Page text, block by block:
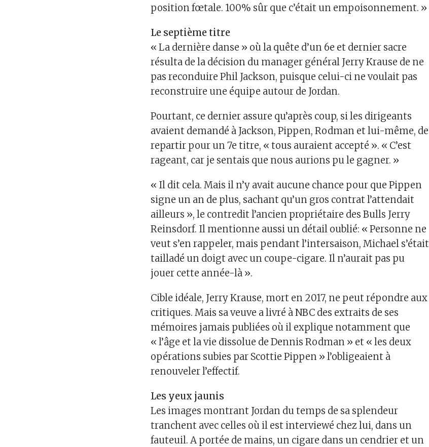
position fœtale. 100% sûr que c’était un empoisonnement. »
Le septième titre
« La dernière danse » où la quête d’un 6e et dernier sacre
résulta de la décision du manager général Jerry Krause de ne
pas reconduire Phil Jackson, puisque celui-ci ne voulait pas
reconstruire une équipe autour de Jordan.
Pourtant, ce dernier assure qu’après coup, si les dirigeants
avaient demandé à Jackson, Pippen, Rodman et lui-même, de
repartir pour un 7e titre, « tous auraient accepté ». « C’est
rageant, car je sentais que nous aurions pu le gagner. »
« Il dit cela. Mais il n’y avait aucune chance pour que Pippen
signe un an de plus, sachant qu’un gros contrat l’attendait
ailleurs », le contredit l’ancien propriétaire des Bulls Jerry
Reinsdorf. Il mentionne aussi un détail oublié: « Personne ne
veut s’en rappeler, mais pendant l’intersaison, Michael s’était
tailladé un doigt avec un coupe-cigare. Il n’aurait pas pu
jouer cette année-là ».
Cible idéale, Jerry Krause, mort en 2017, ne peut répondre aux
critiques. Mais sa veuve a livré à NBC des extraits de ses
mémoires jamais publiées où il explique notamment que
« l’âge et la vie dissolue de Dennis Rodman » et « les deux
opérations subies par Scottie Pippen » l’obligeaient à
renouveler l’effectif.
Les yeux jaunis
Les images montrant Jordan du temps de sa splendeur
tranchent avec celles où il est interviewé chez lui, dans un
fauteuil. A portée de mains, un cigare dans un cendrier et un